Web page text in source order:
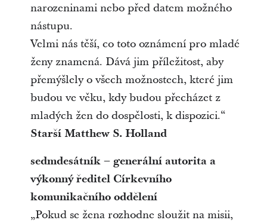
narozeninami nebo před datem možného
nástupu.
Velmi nás těší, co toto oznámení pro mladé
ženy znamená. Dává jim příležitost, aby
přemýšlely o všech možnostech, které jim
budou ve věku, kdy budou přecházet z
mladých žen do dospělosti, k dispozici.“
Starší Matthew S. Holland
sedmdesátník – generální autorita a
výkonný ředitel Církevního
komunikačního oddělení
„Pokud se žena rozhodne sloužit na misii,